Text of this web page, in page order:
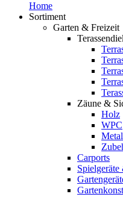
Home
Sortiment
Garten & Freizeit
Zäune &
Holz
WPC
Carports